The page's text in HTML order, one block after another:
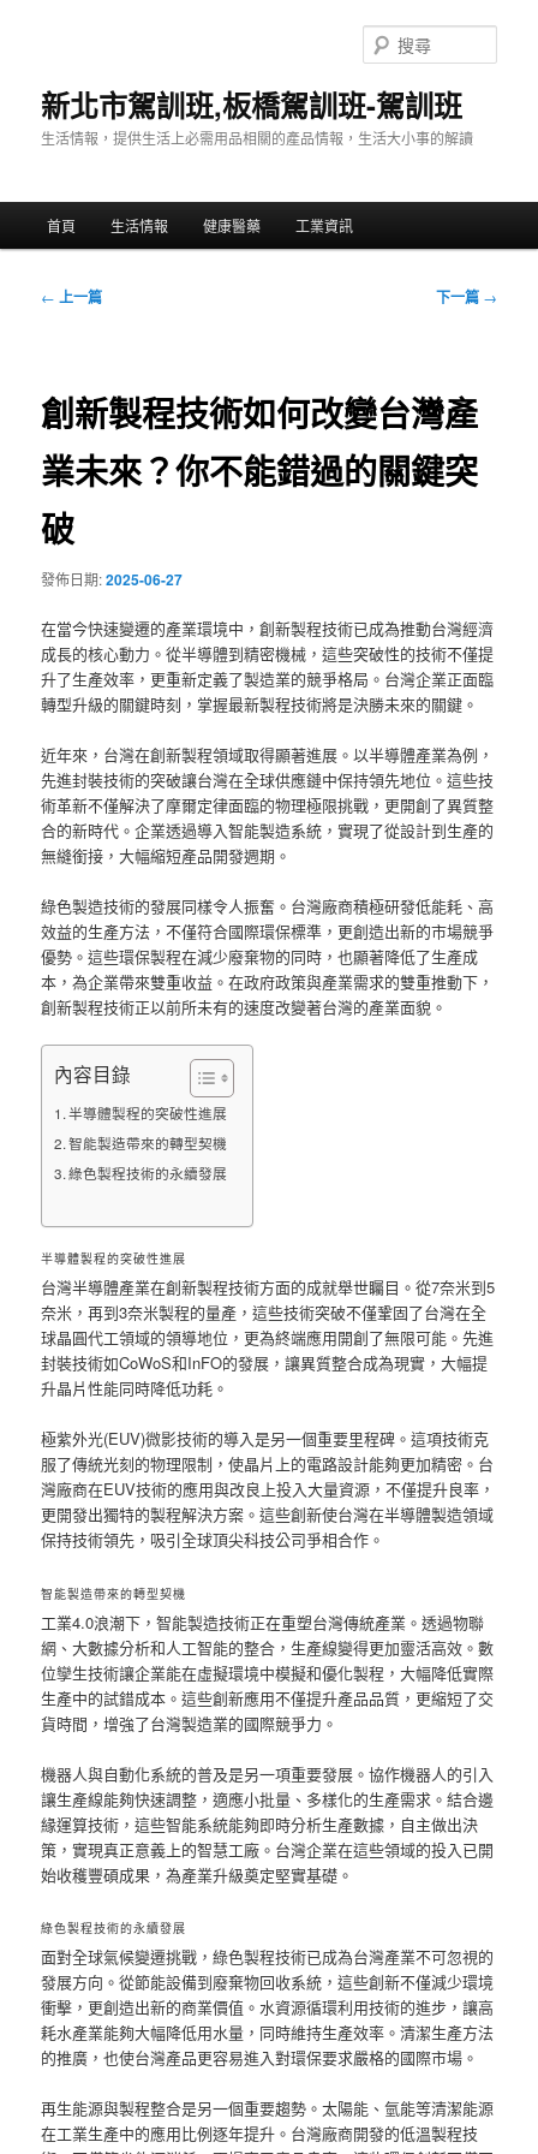
新北市駕訓班,板橋駕訓班-駕訓班
生活情報，提供生活上必需用品相關的產品情報，生活大小事的解讀
尋
首頁 生活情報 健康醫藥 工業資訊
文
← 上一篇 下一篇 →
創新製程技術如何改變台灣產
業未來？你不能錯過的關鍵突
破
發佈日期:2025-06-27
在當今快速變遷的產業環境中，創新製程技術已成為推動台灣經濟
成長的核心動力。從半導體到精密機械，這些突破性的技術不僅提
升了生產效率，更重新定義了製造業的競爭格局。台灣企業正面臨
轉型升級的關鍵時刻，掌握最新製程技術將是決勝未來的關鍵。
近年來，台灣在創新製程領域取得顯著進展。以半導體產業為例，
先進封裝技術的突破讓台灣在全球供應鏈中保持領先地位。這些技
術革新不僅解決了摩爾定律面臨的物理極限挑戰，更開創了異質整
合的新時代。企業透過導入智能製造系統，實現了從設計到生產的
無縫銜接，大幅縮短產品開發週期。
綠色製造技術的發展同樣令人振奮。台灣廠商積極研發低能耗、高
效益的生產方法，不僅符合國際環保標準，更創造出新的市場競爭
優勢。這些環保製程在減少廢棄物的同時，也顯著降低了生產成
本，為企業帶來雙重收益。在政府政策與產業需求的雙重推動下，
創新製程技術正以前所未有的速度改變著台灣的產業面貌。
內容目錄
半導體製程的突破性進展
智能製造帶來的轉型契機
綠色製程技術的永續發展
半導體製程的突破性進展
台灣半導體產業在創新製程技術方面的成就舉世矚目。從7奈米到5
奈米，再到3奈米製程的量產，這些技術突破不僅鞏固了台灣在全
球晶圓代工領域的領導地位，更為終端應用開創了無限可能。先進
封裝技術如CoWoS和InFO的發展，讓異質整合成為現實，大幅提
升晶片性能同時降低功耗。
極紫外光(EUV)微影技術的導入是另一個重要里程碑。這項技術克
服了傳統光刻的物理限制，使晶片上的電路設計能夠更加精密。台
灣廠商在EUV技術的應用與改良上投入大量資源，不僅提升良率，
更開發出獨特的製程解決方案。這些創新使台灣在半導體製造領域
保持技術領先，吸引全球頂尖科技公司爭相合作。
智能製造帶來的轉型契機
工業4.0浪潮下，智能製造技術正在重塑台灣傳統產業。透過物聯
網、大數據分析和人工智能的整合，生產線變得更加靈活高效。數
位孿生技術讓企業能在虛擬環境中模擬和優化製程，大幅降低實際
生產中的試錯成本。這些創新應用不僅提升產品品質，更縮短了交
貨時間，增強了台灣製造業的國際競爭力。
機器人與自動化系統的普及是另一項重要發展。協作機器人的引入
讓生產線能夠快速調整，適應小批量、多樣化的生產需求。結合邊
緣運算技術，這些智能系統能夠即時分析生產數據，自主做出決
策，實現真正意義上的智慧工廠。台灣企業在這些領域的投入已開
始收穫豐碩成果，為產業升級奠定堅實基礎。
綠色製程技術的永續發展
面對全球氣候變遷挑戰，綠色製程技術已成為台灣產業不可忽視的
發展方向。從節能設備到廢棄物回收系統，這些創新不僅減少環境
衝擊，更創造出新的商業價值。水資源循環利用技術的進步，讓高
耗水產業能夠大幅降低用水量，同時維持生產效率。清潔生產方法
的推廣，也使台灣產品更容易進入對環保要求嚴格的國際市場。
再生能源與製程整合是另一個重要趨勢。太陽能、氫能等清潔能源
在工業生產中的應用比例逐年提升。台灣廠商開發的低溫製程技